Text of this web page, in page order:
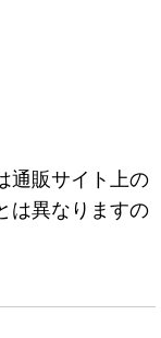
通販サイト上の
は異なりますの